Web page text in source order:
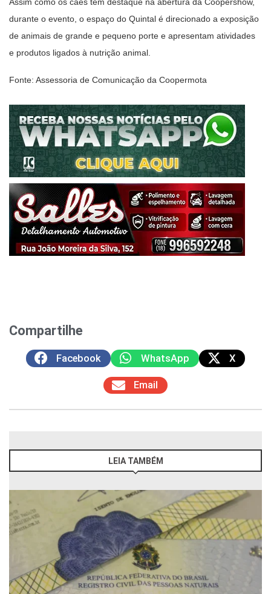
durante o evento, o espaço do Quintal é direcionado a exposição
de animais de grande e pequeno porte e apresentam atividades
e produtos ligados à nutrição animal.
Fonte: Assessoria de Comunicação da Coopermota
Compartilhe
Facebook WhatsApp X
Email
LEIA TAMBÉM